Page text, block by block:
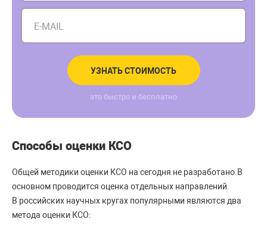
E-MAIL
УЗНАТЬ СТОИМОСТЬ
это быстро и бесплатно
Способы оценки КСО
Общей методики оценки КСО на сегодня не разработано.В
основном проводится оценка отдельных направлений.
В российских научных кругах популярными являются два
метода оценки КСО: